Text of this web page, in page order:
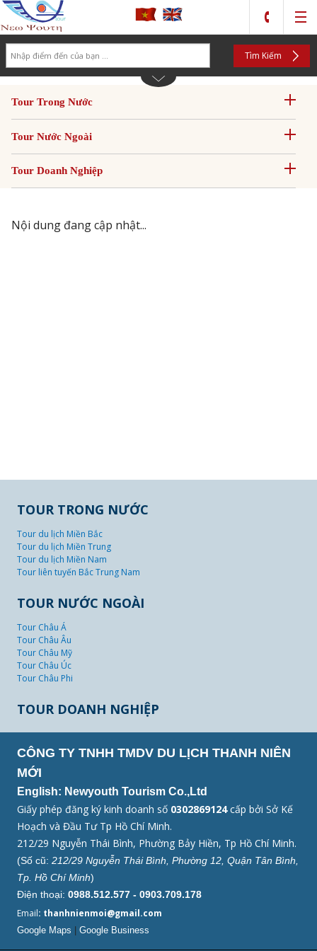
Tìm Kiếm
Tour Trong Nước
Tour Nước Ngoài
Tour Doanh Nghiệp
Nội dung đang cập nhật...
TOUR TRONG NƯỚC
Tour du lịch Miền Bắc
Tour du lịch Miền Trung
Tour du lịch Miền Nam
Tour liên tuyến Bắc Trung Nam
TOUR NƯỚC NGOÀI
Tour Châu Á
Tour Châu Âu
Tour Châu Mỹ
Tour Châu Úc
Tour Châu Phi
TOUR DOANH NGHIỆP
CÔNG TY TNHH TMDV DU LỊCH THANH NIÊN
MỚI
English: Newyouth Tourism Co.,Ltd
Giấy phép đăng ký kinh doanh số 0302869124cấp bởi Sở Kế
Hoạch và Đầu Tư Tp Hồ Chí Minh.
212/29 Nguyễn Thái Bình, Phường Bảy Hiền, Tp Hồ Chí Minh.
(Số cũ: 212/29 Nguyễn Thái Bình, Phường 12, Quận Tân Bình,
Tp. Hồ Chí Minh)
Điện thoại: 0988.512.577 - 0903.709.178
Email: thanhnienmoi@gmail.com
Google Maps Google Business